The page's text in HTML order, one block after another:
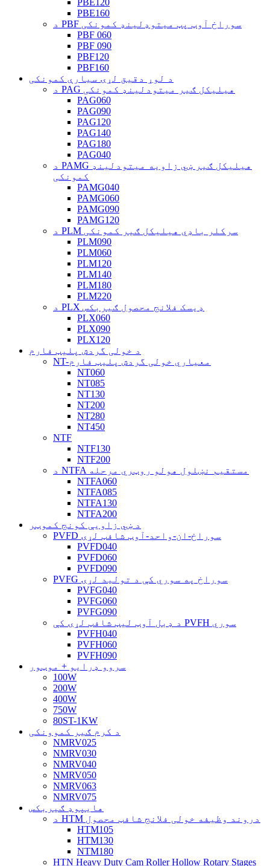
PBE160
د PBF سوراخ آوټ پټ میتوډلینډ کمونکی
PBF 060
PBF 090
PBF120
PBF160
د لوړ دقیق لړۍ سیارې کمونکی
د PAG هیلیکل ګیر میتودلینډ کمونکی
PAG060
PAG090
PAG120
PAG140
PAG180
PAG040
د PAMG هیلیکل ګیر ښي زاویه میتودلینډ
کمونکی
PAMG040
PAMG060
PAMG090
PAMG120
د PLM سرکلر باډي هیلیکل ګیر کمونکی
PLM090
PLM060
PLM120
PLM140
PLM180
PLM220
د PLX ډیسک فلانج محصول ګیربکس
PLX060
PLX090
PLX120
د خولی گردش پلیټ فارم
NT-معیاري خولی گردش پلیټ فارم
NT060
NT085
NT130
NT200
NT280
NT450
NTF
NTF130
NTF200
د NTFA مستقیم نښلول هولو روټري مرحله
NTFA060
NTFA085
NTFA130
NTFA200
د ښي زاویې کونج کموټر
PVFD سوراخ-ان-واحد-آوټ شافټ لړۍ
PVFD040
PVFD060
PVFD090
PVFG سوراخ په سوري کې د تولید لړۍ
PVFG040
PVFG060
PVFG090
د ډبل آوټ لیټ شافټ لړۍ کې PVFH سوري
PVFH040
PVFH060
PVFH090
سروو ډرایو + موټور
100W
200W
400W
750W
80ST-1KW
د کرم ګیر کموونکی
NMRV025
NMRV030
NMRV040
NMRV050
NMRV063
NMRV075
هایپوډ ګیربکس
د HTM دروند وظیفه خولی فلانج شافټ محصول
HTM105
HTM130
NTM180
HTN Heavy Duty Cam Roller Hollow Rotary Stages